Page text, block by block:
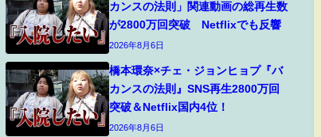
カンスの法則」関連動画の総再生数
が2800万回突破 Netflixでも反響
2026年8月6日
橋本環奈×チェ・ジョンヒョプ『バ
カンスの法則』SNS再生2800万回
突破＆Netflix国内4位！
2026年8月6日